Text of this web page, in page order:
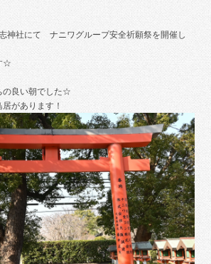
神社にて ナニワグループ安全祈願祭を開催し
☆
の良い朝でした☆
があります！